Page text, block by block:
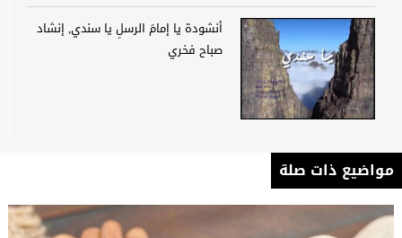
أنشودة يا إمامَ الرسلِ يا سندي, إنشاد
صباح فخري
مواضيع ذات صلة